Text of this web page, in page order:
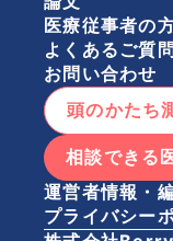
医療従事者の
よくあるご質
お問い合わせ
頭のかたち
相談できる
運営者情報・
プライバシー